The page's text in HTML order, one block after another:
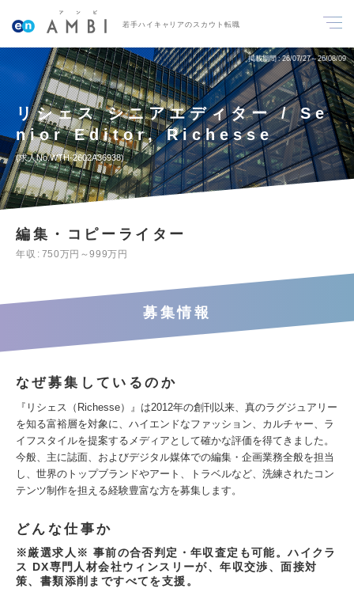
若手ハイキャリアのスカウト転職
掲載期間 26/07/27～26/08/09
リシェス シニアエディター / Se
nior Editor, Richesse
求人No.WTH-2602A36938
編集・コピーライター
年収 750万円～999万円
募集情報
なぜ募集しているのか
『リシェス（Richesse）』は2012年の創刊以来、真のラグジュアリー
を知る富裕層を対象に、ハイエンドなファッション、カルチャー、ラ
イフスタイルを提案するメディアとして確かな評価を得てきました。
今般、主に誌面、およびデジタル媒体での編集・企画業務全般を担当
し、世界のトップブランドやアート、トラベルなど、洗練されたコン
テンツ制作を担える経験豊富な方を募集します。
どんな仕事か
※厳選求人※ 事前の合否判定・年収査定も可能。ハイクラ
ス DX専門人材会社ウィンスリーが、年収交渉、面接対
策、書類添削まですべてを支援。